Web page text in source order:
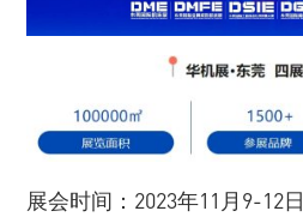
展会时间：2023年11月9-12日